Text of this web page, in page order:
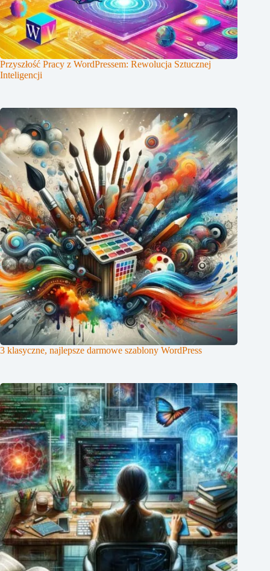
Przyszłość Pracy z WordPressem: Rewolucja Sztucznej
Inteligencji
3 klasyczne, najlepsze darmowe szablony WordPress